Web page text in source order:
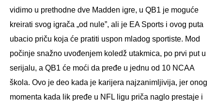
vidimo u prethodne dve Madden igre, u QB1 je moguće
kreirati svog igrača „od nule”, ali je EA Sports i ovog puta
ubacio priču koja će pratiti uspon mladog sportiste. Mod
počinje snažno uvođenjem koledž utakmica, po prvi put u
serijalu, a QB1 će moći da pređe u jednu od 10 NCAA
škola. Ovo je deo kada je karijera najzanimljivija, jer onog
momenta kada lik pređe u NFL ligu priča naglo prestaje i